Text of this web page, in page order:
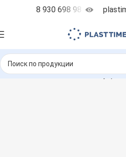
8 930 698 98 38
насосы Запчасти и аксессуары